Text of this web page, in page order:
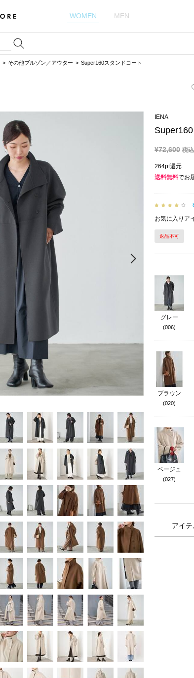
WOMEN MEN
その他ブルゾン／アウター Super160スタンドコート
Next
IENA
¥72,600 税込
264pt還元
送料無料でお
お気に入りア
返品不可
グレー
(006)
ブラウン
(020)
ベージュ
(027)
アイ